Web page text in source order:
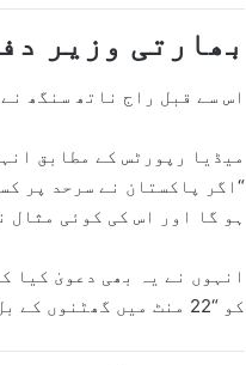
بھارتی وزیر
اس سے قبل راج ناتھ سنگھ
میڈیا رپورٹس کے مطابق
“اگر پاکستان نے سرحد پر
ہو گا اور اس کی کوئی مثال
کو “22 منٹ میں گھٹنوں کے بل گرا دیا تھا”، تاہم اس دعوے کی آزاد ذرائع سے تصدیق نہیں ہو سکی۔